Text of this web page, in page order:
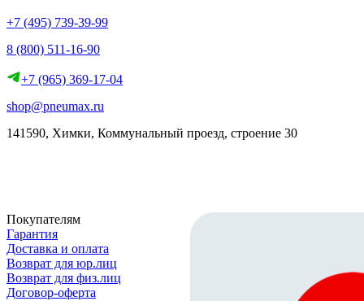
+7 (495) 739-39-99
8 (800) 511-16-90
+7 (965) 369-17-04
shop@pneumax.ru
141590, Химки, Коммунальный проезд, строение 30
Покупателям
Гарантия
Доставка и оплата
Возврат для юр.лиц
Возврат для физ.лиц
Договор-оферта